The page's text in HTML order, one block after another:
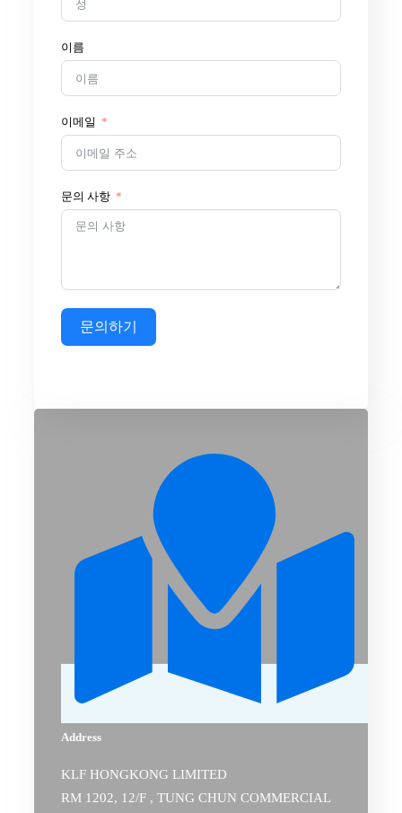
이름
이메일
문의 사항
문의하기
Address
KLF HONGKONG LIMITED
RM 1202, 12/F , TUNG CHUN COMMERCIAL